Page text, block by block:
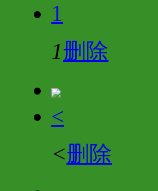
1
1删除
<
<删除